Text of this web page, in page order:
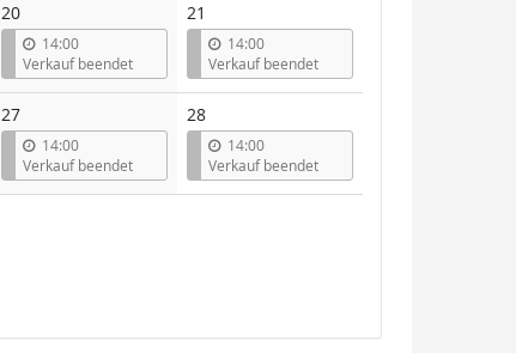
20
14:00
Verkauf beendet
21
14:00
Verkauf beendet
27
14:00
Verkauf beendet
28
14:00
Verkauf beendet